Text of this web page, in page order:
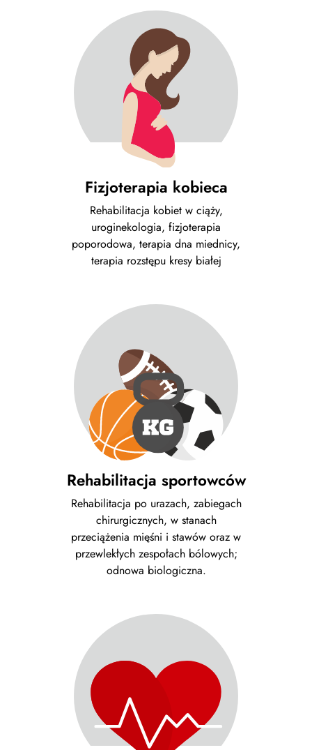
Fizjoterapia kobieca
Rehabilitacja kobiet w ciąży,
uroginekologia, fizjoterapia
poporodowa, terapia dna miednicy,
terapia rozstępu kresy białej
Rehabilitacja sportowców
Rehabilitacja po urazach, zabiegach
chirurgicznych, w stanach
przeciążenia mięśni i stawów oraz w
przewlekłych zespołach bólowych;
odnowa biologiczna.